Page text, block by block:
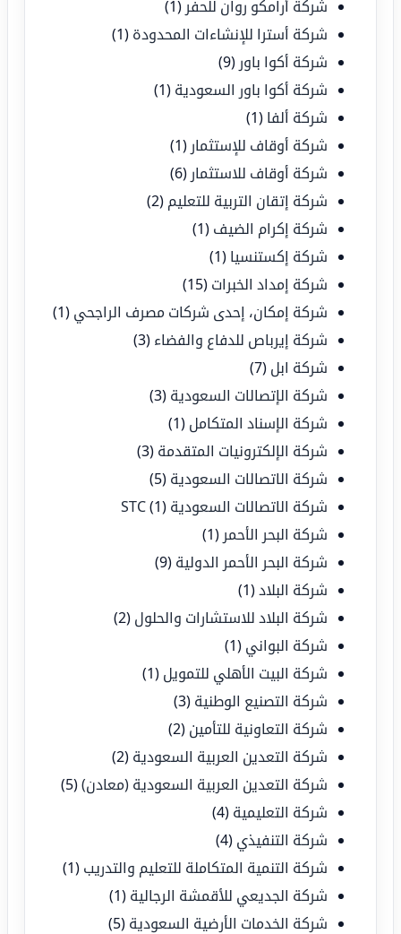
شركة أرامكو روان للحفر (1)
شركة أسترا للإنشاءات المحدودة (1)
شركة أكوا باور (9)
شركة أكوا باور السعودية (1)
شركة ألفا (1)
شركة أوقاف للإستثمار (1)
شركة أوقاف للاستثمار (6)
شركة إتقان التربية للتعليم (2)
شركة إكرام الضيف (1)
شركة إكستنسيا (1)
شركة إمداد الخبرات (15)
شركة إمكان، إحدى شركات مصرف الراجحي (1)
شركة إيرباص للدفاع والفضاء (3)
شركة ابل (7)
شركة الإتصالات السعودية (3)
شركة الإسناد المتكامل (1)
شركة الإلكترونيات المتقدمة (3)
شركة الاتصالات السعودية (5)
شركة الاتصالات السعودية STC (1)
شركة البحر الأحمر (1)
شركة البحر الأحمر الدولية (9)
شركة البلاد(1)
شركة البلاد للاستشارات والحلول (2)
شركة البواني (1)
شركة البيت الأهلي للتمويل (1)
شركة التصنيع الوطنية (3)
شركة التعاونية للتأمين (2)
شركة التعدين العربية السعودية (2)
شركة التعدين العربية السعودية (معادن)(5)
شركة التعليمية (4)
شركة التنفيذي (4)
شركة التنمية المتكاملة للتعليم والتدريب (1)
شركة الجديعي للأقمشة الرجالية (1)
شركة الخدمات الأرضية السعودية (5)